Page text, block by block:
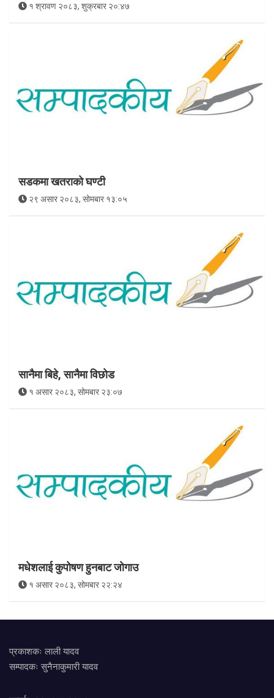
१ श्रावण २०८३, शुक्रबार २०:४७
सडकमा खतराको घण्टी
२९ असार २०८३, सोमबार १३:०५
सानैमा बिहे, सानैमा विछोड
१ असार २०८३, सोमबार २३:०७
मधेशलाई कुपोषण हुनबाट जोगाउ
१ असार २०८३, सोमबार २२:२४
प्रकाशकः लाली यादव
सम्पादकः सुनैनाकुमारी यादव